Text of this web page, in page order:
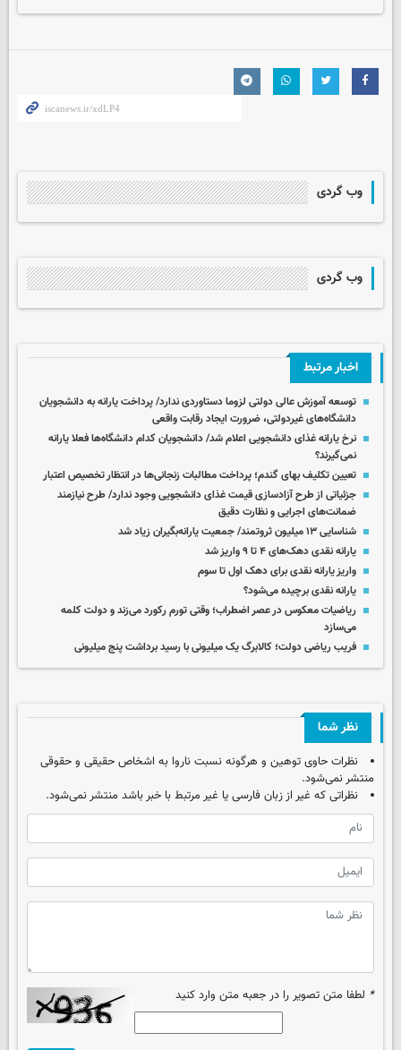
وب گردی
وب گردی
اخبار مرتبط
توسعه آموزش عالی دولتی لزوما دستاوردی ندارد/ پرداخت یارانه به دانشجویان
دانشگاه‌های غیردولتی، ضرورت ایجاد رقابت واقعی
نرخ یارانه غذای دانشجویی اعلام شد/ دانشجویان کدام دانشگاه‌ها فعلا یارانه
نمی‌گیرند؟
تعیین تکلیف بهای گندم؛ پرداخت مطالبات زنجانی‌ها در انتظار تخصیص اعتبار
جزئیاتی از طرح آزادسازی قیمت‌ غذای دانشجویی وجود ندارد/ طرح نیازمند
ضمانت‌های اجرایی و نظارت دقیق
شناسایی ۱۳ میلیون ثروتمند/ جمعیت یارانه‌بگیران زیاد شد
یارانه نقدی دهک‌های ۴ تا ۹ واریز شد
واریز یارانه نقدی برای دهک اول تا سوم
یارانه نقدی برچیده می‌شود؟
ریاضیات معکوس در عصر اضطراب؛ وقتی تورم رکورد می‌زند و دولت کلمه
می‌سازد
فریب ریاضی دولت؛ کالابرگ یک میلیونی با رسید برداشت پنج میلیونی
نظر شما
نظرات حاوی توهین و هرگونه نسبت ناروا به اشخاص حقیقی و حقوقی
منتشر نمی‌شود.
نظراتی که غیر از زبان فارسی یا غیر مرتبط با خبر باشد منتشر نمی‌شود.
* لطفا متن تصویر را در جعبه متن وارد کنید